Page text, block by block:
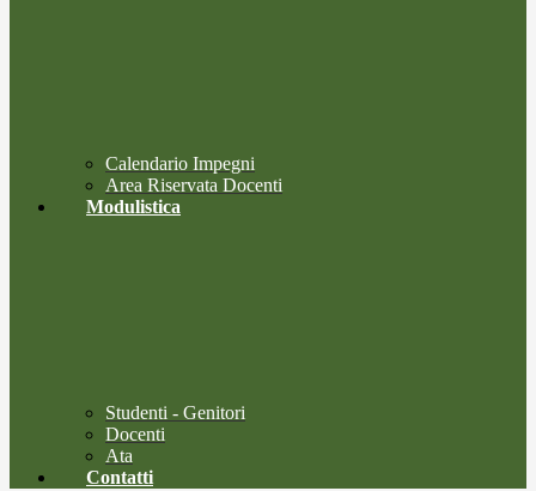
Calendario Impegni
Area Riservata Docenti
Modulistica
Studenti - Genitori
Docenti
Ata
Contatti